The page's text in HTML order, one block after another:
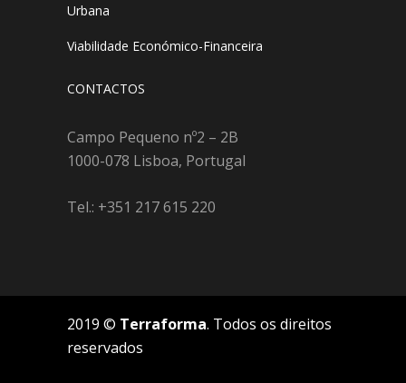
Urbana
Viabilidade Económico-Financeira
CONTACTOS
Campo Pequeno nº2 – 2B
1000-078 Lisboa, Portugal
Tel.: +351 217 615 220
2019 © Terraforma. Todos os direitos
reservados